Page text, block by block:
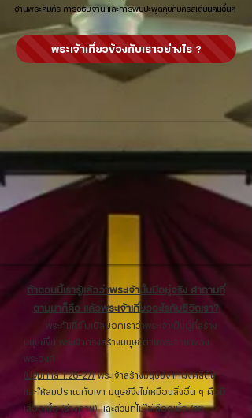
อ่านพระคัมภีร์ การอธิษฐาน และการพบปะพูดคุยกับคริสเตียนคนอื่นๆ
พระเจ้าเกี่ยวข้องกับเราอย่างไร ?
ถ้าตอนนี้เรารู้แล้วว่าพระเจ้านั้นมีอยู่จริง คำถามที่
ตามมาก็คือ แล้วพระเจ้าเกี่ยวอะไรกับชีวิตเรา?
พระคัมภีร์ไบเบิลบอกเราว่าพระเจ้าเป็นผู้ที่สร้าง
มนุษย์ขึ้น พระเจ้าทรงสร้างมนุษย์ตามพระฉายาของ
พระองค์
(ปฐมกาล 1:26-27)พระเจ้าสร้างมนุษย์จากผงคลีดิน
และให้ลมปราณกับเขา มนุษย์จึงไม่เหมือนสิ่งอื่น ๆ คือมี
เลือดเนื้อ (ร่างกาย) และส่วนที่ไม่ใช่เลือดเนื้อ (จิต